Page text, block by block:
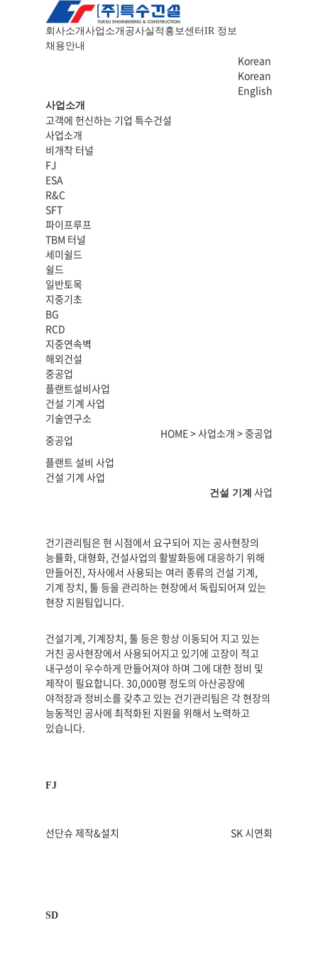
회사소개 사업소개 공사실적 홍보센터 IR 정보
채용안내
Korean
Korean
English
사업소개
고객에 헌신하는 기업 특수건설
사업소개
비개착 터널
FJ
ESA
R&C
SFT
파이프루프
TBM 터널
세미쉴드
쉴드
일반토목
지중기초
BG
RCD
지중연속벽
해외건설
중공업
플랜트설비사업
건설 기계 사업
기술연구소
중공업
HOME > 사업소개 > 중공업
플랜트 설비 사업
건설 기계 사업
건설 기계 사업
건기관리팀은 현 시점에서 요구되어 지는 공사현장의
능률화, 대형화, 건설사업의 활발화등에 대응하기 위해
만들어진, 자사에서 사용되는 여러 종류의 건설 기계,
기계 장치, 툴 등을 관리하는 현장에서 독립되어져 있는
현장 지원팀입니다.
건설기계, 기계장치, 툴 등은 항상 이동되어 지고 있는
거친 공사현장에서 사용되어지고 있기에 고장이 적고
내구성이 우수하게 만들어져야 하며 그에 대한 정비 및
제작이 필요합니다. 30,000평 정도의 아산공장에
야적장과 정비소를 갖추고 있는 건기관리팀은 각 현장의
능동적인 공사에 최적화된 지원을 위해서 노력하고
있습니다.
FJ
선단슈 제작&설치 SK 시연회
SD